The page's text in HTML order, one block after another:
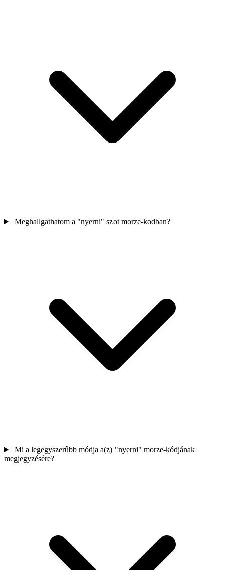
Meghallgathatom a "nyerni" szot morze-kodban?
Mi a legegyszerűbb módja a(z) "nyerni" morze-kódjának
megjegyzésére?